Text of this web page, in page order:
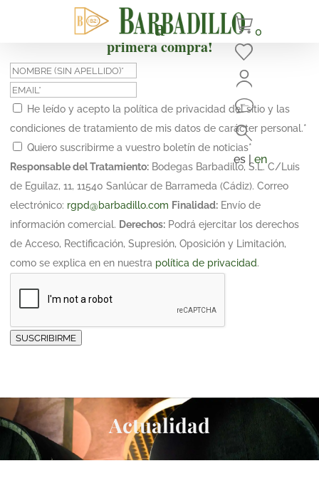
¡Suscríbete y obtén un 10% de descuento en tu
primera compra!
He leído y acepto la política de privacidad del sitio y las
condiciones de tratamiento de mis datos de carácter personal.*
Quiero suscribirme a vuestro boletín de noticias*
Responsable del Tratamiento: Bodegas Barbadillo, S.L. C/Luis
de Eguilaz, 11, 11540 Sanlúcar de Barrameda (Cádiz). Correo
electrónico: rgpd@barbadillo.com Finalidad: Envío de
información comercial. Derechos: Podrá ejercitar los derechos
de Acceso, Rectificación, Supresión, Oposición y Limitación,
como se explica en en nuestra política de privacidad.
SUSCRIBIRME
0
es |en
Actualidad